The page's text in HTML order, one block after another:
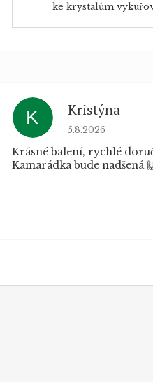
ke krystalům
K Kristýna
Hodnocení
5.8.2026
Krásné balení, rychlé
Kamarádka bude nadšená